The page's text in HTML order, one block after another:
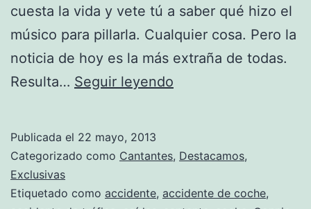
cuesta la vida y vete tú a saber qué hizo el
músico para pillarla. Cualquier cosa. Pero la
noticia de hoy es la más extraña de todas.
Resulta… Seguir leyendo
un
muy
Publicada el 22 mayo, 2013
Categorizado como Cantantes, Destacamos,
Exclusivas
Etiquetado como accidente, accidente de coche,